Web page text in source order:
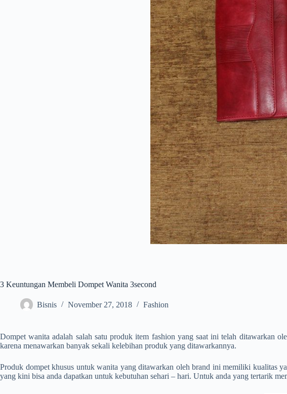
3 Keuntungan Membeli Dompet Wanita 3second
Bisnis November 27, 2018 Fashion
Dompet wanitaadalah salah satu produk item fashion yang saat ini telah ditawarkan
karena menawarkan banyak sekali kelebihan produk yang ditawarkannya.
Produk dompet khusus untuk wanita yang ditawarkan oleh brand ini memiliki kualitas
yang kini bisa anda dapatkan untuk kebutuhan sehari – hari. Untuk anda yang tertarik